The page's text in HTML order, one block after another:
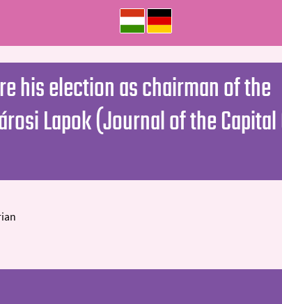
his election as chairman of the
Lapok (Journal of the